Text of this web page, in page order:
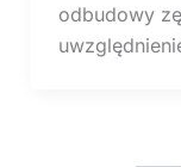
odbudowy